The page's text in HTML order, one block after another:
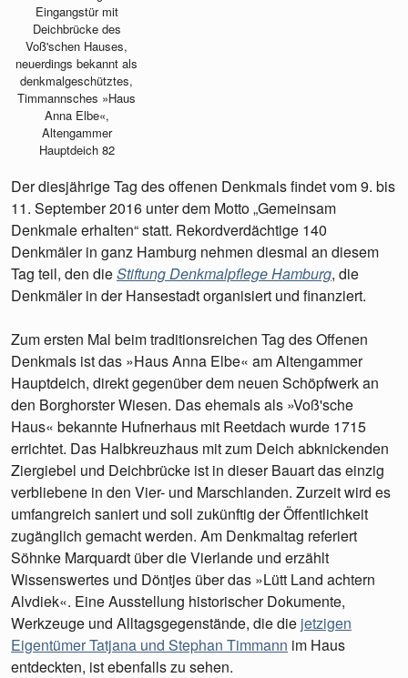
Eingangstür mit
Deichbrücke des
Voß'schen Hauses,
neuerdings bekannt als
denkmalgeschütztes,
Timmannsches »Haus
Anna Elbe«,
Altengammer
Hauptdeich 82
Der diesjährige Tag des offenen Denkmals findet vom 9. bis
11. September 2016 unter dem Motto „Gemeinsam
Denkmale erhalten“ statt. Rekordverdächtige 140
Denkmäler in ganz Hamburg nehmen diesmal an diesem
Tag teil, den dieStiftung Denkmalpflege Hamburg, die
Denkmäler in der Hansestadt organisiert und finanziert.
Zum ersten Mal beim traditionsreichen Tag des Offenen
Denkmals ist das »Haus Anna Elbe« am Altengammer
Hauptdeich, direkt gegenüber dem neuen Schöpfwerk an
den Borghorster Wiesen. Das ehemals als »Voß'sche
Haus« bekannte Hufnerhaus mit Reetdach wurde 1715
errichtet. Das Halbkreuzhaus mit zum Deich abknickenden
Ziergiebel und Deichbrücke ist in dieser Bauart das einzig
verbliebene in den Vier- und Marschlanden. Zurzeit wird es
umfangreich saniert und soll zukünftig der Öffentlichkeit
zugänglich gemacht werden. Am Denkmaltag referiert
Söhnke Marquardt über die Vierlande und erzählt
Wissenswertes und Döntjes über das »Lütt Land achtern
Alvdiek«. Eine Ausstellung historischer Dokumente,
Werkzeuge und Alltagsgegenstände, die die jetzigen
Eigentümer Tatjana und Stephan Timmann im Haus
entdeckten, ist ebenfalls zu sehen.